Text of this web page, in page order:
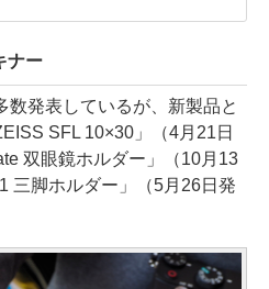
ナー
数発表しているが、新製品と
SFL 10×30」（4月21日
双眼鏡ホルダー」（10月13
三脚ホルダー」（5月26日発